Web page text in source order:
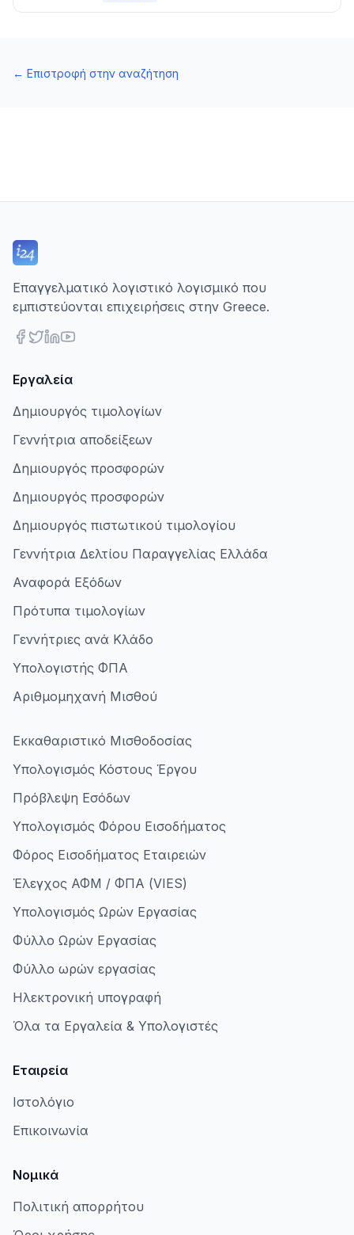
← Επιστροφή στην αναζήτηση
Επαγγελματικό λογιστικό λογισμικό που
εμπιστεύονται επιχειρήσεις στην Greece.
Εργαλεία
Δημιουργός τιμολογίων
Γεννήτρια αποδείξεων
Δημιουργός προσφορών
Δημιουργός προσφορών
Δημιουργός πιστωτικού τιμολογίου
Γεννήτρια Δελτίου Παραγγελίας Ελλάδα
Αναφορά Εξόδων
Πρότυπα τιμολογίων
Γεννήτριες ανά Κλάδο
Υπολογιστής ΦΠΑ
Αριθμομηχανή Μισθού
Εκκαθαριστικό Μισθοδοσίας
Υπολογισμός Κόστους Έργου
Πρόβλεψη Εσόδων
Υπολογισμός Φόρου Εισοδήματος
Φόρος Εισοδήματος Εταιρειών
Έλεγχος ΑΦΜ / ΦΠΑ (VIES)
Υπολογισμός Ωρών Εργασίας
Φύλλο Ωρών Εργασίας
Φύλλο ωρών εργασίας
Ηλεκτρονική υπογραφή
Όλα τα Εργαλεία & Υπολογιστές
Εταιρεία
Ιστολόγιο
Επικοινωνία
Νομικά
Πολιτική απορρήτου